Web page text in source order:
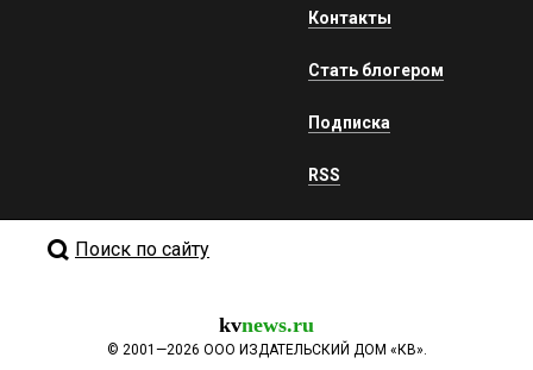
Контакты
Стать блогером
Подписка
RSS
Поиск по сайту
kvnews.ru
© 2001—2026 ООО ИЗДАТЕЛЬСКИЙ ДОМ «КВ».